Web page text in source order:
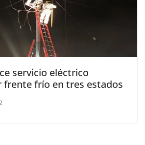
servicio eléctrico
frente frío en tres estados